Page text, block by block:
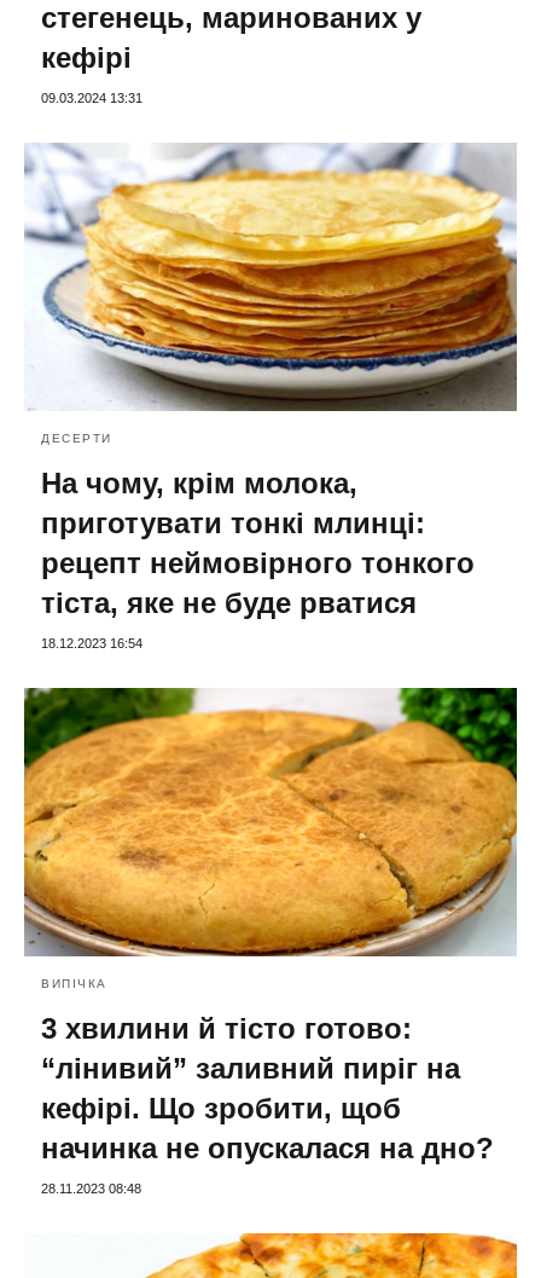
стегенець, маринованих у
кефірі
09.03.2024 13:31
ДЕСЕРТИ
На чому, крім молока,
приготувати тонкі млинці:
рецепт неймовірного тонкого
тіста, яке не буде рватися
18.12.2023 16:54
ВИПІЧКА
3 хвилини й тісто готово:
“лінивий” заливний пиріг на
кефірі. Що зробити, щоб
начинка не опускалася на дно?
28.11.2023 08:48